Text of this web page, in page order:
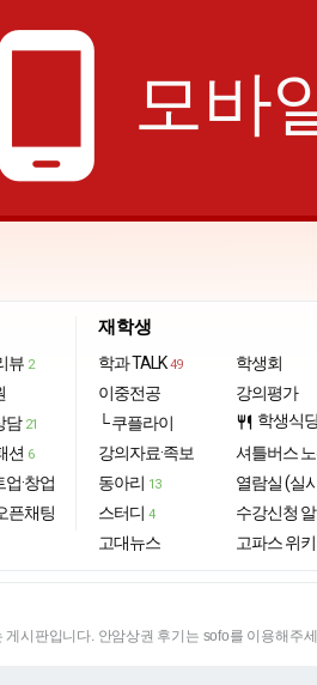
모바
뷰 2
담 21
션 6
·창업
픈채팅
재학생
학과 TALK 49
이중전공
└ 쿠플라이
강의자료·족보
동아리 13
스터디 4
고대뉴스
학생회
강의평가
restaurant 학생식
셔틀버스
열람실 (실
수강신청
고파스 위키
시판입니다. 안암상권 후기는 sofo를 이용해주